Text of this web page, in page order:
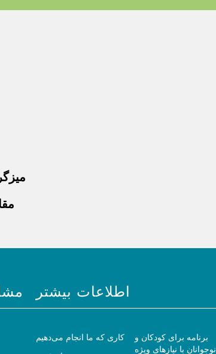
اطلاعات بیشتر
کاری که ما انجام می‌دهیم
برنامه برای کودکان و
نوجوانان با نیازهای ویژه